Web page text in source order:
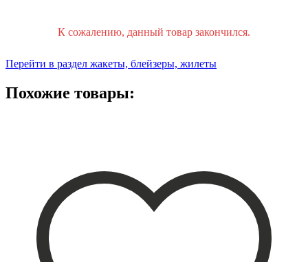
К сожалению, данный товар закончился.
Перейти в раздел жакеты, блейзеры, жилеты
Похожие товары: